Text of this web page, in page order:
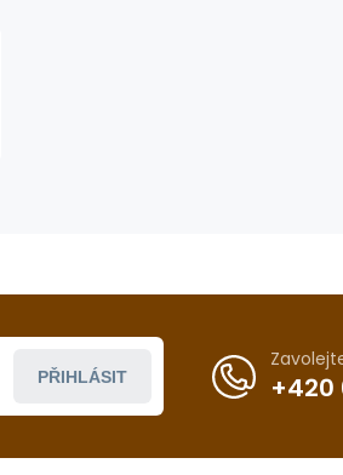
PŘIHLÁSIT +420